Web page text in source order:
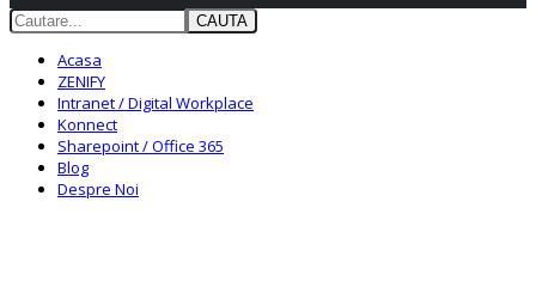
CAUTA
Acasa
ZENIFY
Intranet / Digital Workplace
Konnect
Sharepoint / Office 365
Blog
Despre Noi